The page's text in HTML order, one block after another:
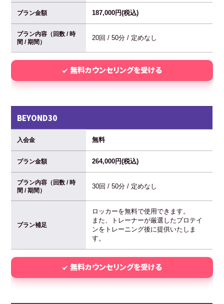
プラン金額 187,000円(税込)
プラン内容（回数 / 時
間 / 期間）
20回 / 50分 / 定めなし
無料カウンセリングを受ける
BEYOND30
入会金 無料
プラン金額 264,000円(税込)
プラン内容（回数 / 時
間 / 期間）
30回 / 50分 / 定めなし
プラン補足
ロッカーを無料で使用できます。
また、トレーナーが厳選したプロテイ
ンをトレーニング後に提供いたしま
す。
無料カウンセリングを受ける